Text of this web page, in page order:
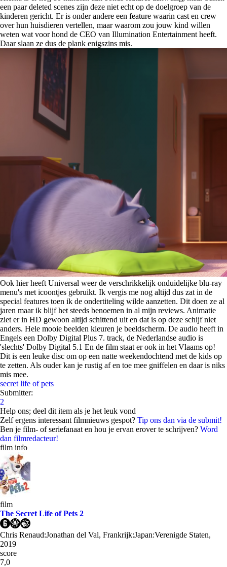
een paar deleted scenes zijn deze niet echt op de doelgroep van de
kinderen gericht. Er is onder andere een feature waarin cast en crew
over hun huisdieren vertellen, maar waarom zou jouw kind willen
weten wat voor hond de CEO van Illumination Entertainment heeft.
Daar slaan ze dus de plank enigszins mis.
Ook hier heeft Universal weer de verschrikkelijk onduidelijke blu-ray
menu's met icoontjes gebruikt. Ik vergis me nog altijd dus zat in de
special features toen ik de ondertiteling wilde aanzetten. Dit doen ze al
jaren maar ik blijf het steeds benoemen in al mijn reviews. Animatie
ziet er in HD gewoon altijd schittend uit en dat is op deze schijf niet
anders. Hele mooie beelden kleuren je beeldscherm. De audio heeft in
Engels een Dolby Digital Plus 7. track, de Nederlandse audio is
'slechts' Dolby Digital 5.1 En de film staat er ook in het Vlaams op!
Dit is een leuke disc om op een natte weekendochtend met de kids op
te zetten. Als ouder kan je rustig af en toe mee gniffelen en daar is niks
mis mee.
secret life of pets
Submitter:
2
Help ons; deel dit item als je het leuk vond
Zelf ergens interessant filmnieuws gespot? Tip ons dan via de submit!
Ben je film- of seriefanaat en hou je ervan erover te schrijven? Word
dan filmredacteur!
film info
film
The Secret Life of Pets 2
Chris Renaud:Jonathan del Val, Frankrijk:Japan:Verenigde Staten,
2019
score
7,0